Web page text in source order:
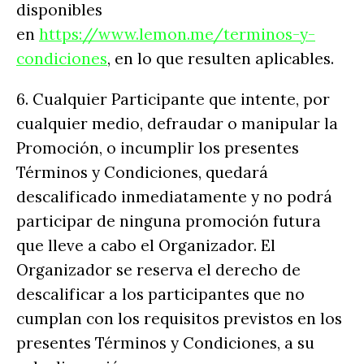
disponibles
en https://www.lemon.me/terminos-y-
condiciones, en lo que resulten aplicables.
6. Cualquier Participante que intente, por
cualquier medio, defraudar o manipular la
Promoción, o incumplir los presentes
Términos y Condiciones, quedará
descalificado inmediatamente y no podrá
participar de ninguna promoción futura
que lleve a cabo el Organizador. El
Organizador se reserva el derecho de
descalificar a los participantes que no
cumplan con los requisitos previstos en los
presentes Términos y Condiciones, a su